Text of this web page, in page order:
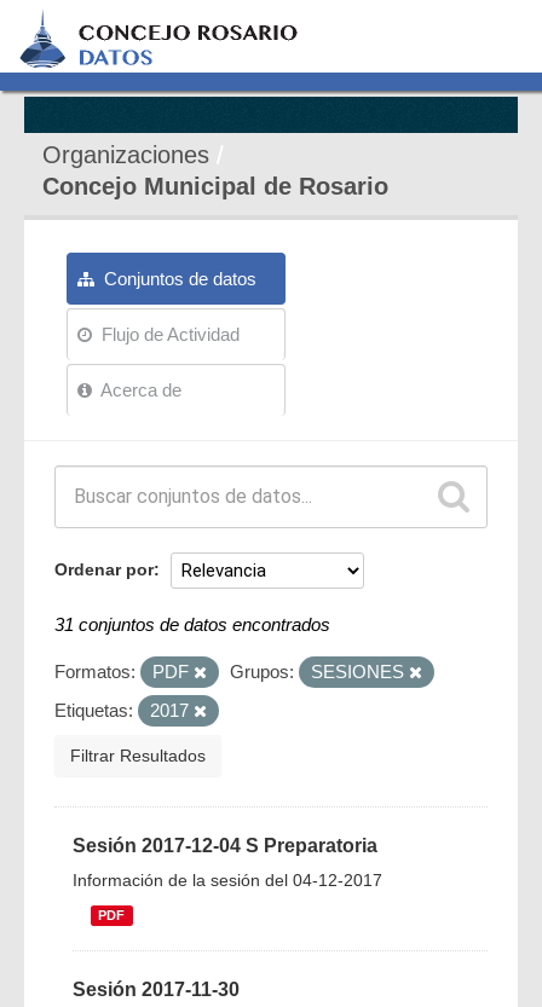
Organizaciones
Concejo Municipal de Rosario
Conjuntos de datos
Flujo de Actividad
Acerca de
Ordenar por
31 conjuntos de datos encontrados
Formatos: PDF Grupos:
SESIONES
Etiquetas:
2017
Filtrar Resultados
Sesión 2017-12-04 S Preparatoria
Información de la sesión del 04-12-2017
PDF
Sesión 2017-11-30